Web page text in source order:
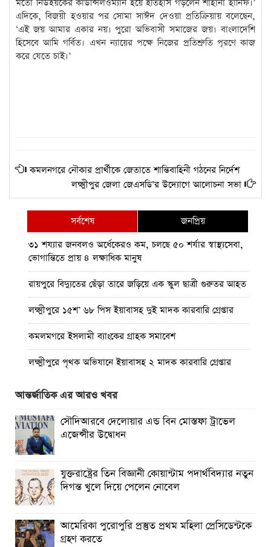
এদিকে, বিজয়ী হওয়ার পর সোমা সাঈদ দেওয়া প্রতিক্রিয়ায় বলেছেন,
‘এই জয় আমার একার নয়। পুরো অভিবাসী সমাজের জয়। বাংলাদেশি
হিসেবে আমি গর্বিত। এখন ন্যায়ের পক্ষে নিজের প্রতিশ্রুতি পূরণে কাজ
করে যেতে চাই।’
কমলনগরে নৌকার প্রার্থীকে জেতাতে শান্তিবাহিনী গঠনের নির্দেশ
লক্ষ্মীপুর জেলা জেএসডি’র উদ্যোগে আলোচনা সভা
সর্বশেষ
জনপ্রিয়
৩১ শয্যার জনবলও অর্ধেকেরও কম, চলছে ৫০ শর্যার স্বাস্থ্যসেবা,
ভোগান্তিতে প্রায় ৪ লক্ষাধিক মানুষ ‎
রায়পুরে বিদ্যুতের ছেঁড়া তারে জড়িয়ে এক স্কুল ছাত্রী গুরুতর আহত
লক্ষ্মীপুরে ১৫শ’ ৬৮ পিস ইয়াবাসহ দুই মাদক কারবারি গ্রেপ্তার
কমলমগরে ইসলামী ব্যাংকের গ্রাহক সমাবেশ ‎
লক্ষ্মীপুরে পৃথক অভিযানে ইয়াবাসহ ২ মাদক কারবারি গ্রেপ্তার
কমলনগরে গাছ কেটে প্রবাসীর বসতবাড়ি ‎দখলের চেষ্টা, থানায়
অভিযোগ
রায়পুরে জেলের বাড়ি থেকে দেশীয় অস্ত্র উদ্ধার, তদন্তে পুলিশ
রায়পুরে অস্বাস্থ্যকর ভেজাল ও নকল শিশু খাদ্যে ছয়লাব
কমলনগরে পুড়ে ছাই একটি জেলে পরিবারে স্বপ্ন
লক্ষ্মীপুরে ভেজাল ঘি’র কারখানায় অভিযান, ৩লাখ টাকা জরিমানা
কমলনগরে জুলাই শহিদ দিবস উপলক্ষে আলোচনা সভা
আন্তর্জাতিক এর আরও খবর
সৌদিআরবে দেলোয়ার এন্ড বিন মোস্তফা ট্রাভেল
এজেন্সীর উদ্বোধন
যুক্তরাষ্ট্রের তিন বিজ্ঞানী কোয়ান্টাম পদার্থবিদ্যার নতুন
দিগন্ত খুলে দিয়ে পেলেন নোবেল
আমেরিকা পুরোপুরি প্রস্তুত প্রথম মহিলা প্রেসিডেন্টকে
গ্রহণ করতে